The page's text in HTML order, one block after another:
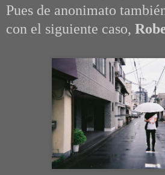
Pues de anonimato
con el siguiente caso,